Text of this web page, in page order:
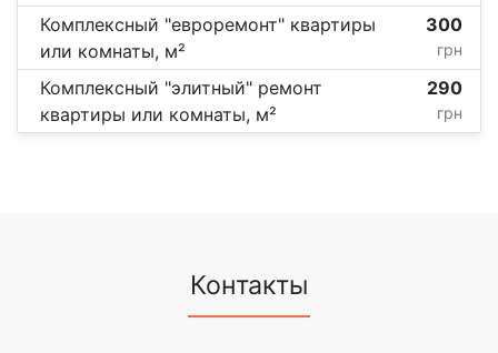
Комплексный "евроремонт" квартиры
или комнаты, м²
300
грн
Комплексный "элитный" ремонт
квартиры или комнаты, м²
290
грн
Контакты